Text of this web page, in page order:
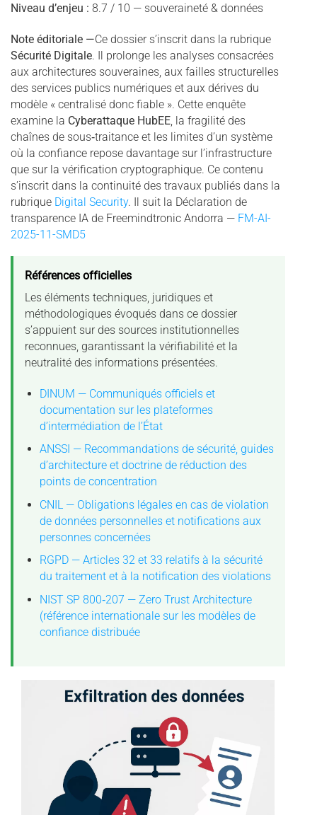
Niveau d’enjeu : 8.7 / 10 — souveraineté & données
Note éditoriale —Ce dossier s’inscrit dans la rubrique
Sécurité Digitale. Il prolonge les analyses consacrées
aux architectures souveraines, aux failles structurelles
des services publics numériques et aux dérives du
modèle « centralisé donc fiable ». Cette enquête
examine la Cyberattaque HubEE , la fragilité des
chaînes de sous‑traitance et les limites d’un système
où la confiance repose davantage sur l’infrastructure
que sur la vérification cryptographique. Ce contenu
s’inscrit dans la continuité des travaux publiés dans la
rubrique Digital Security. Il suit la Déclaration de
transparence IA de Freemindtronic Andorra — FM-AI-
2025-11-SMD5
Références officielles
Les éléments techniques, juridiques et
méthodologiques évoqués dans ce dossier
s’appuient sur des sources institutionnelles
reconnues, garantissant la vérifiabilité et la
neutralité des informations présentées.
DINUM — Communiqués officiels et
documentation sur les plateformes
d’intermédiation de l’État
ANSSI — Recommandations de sécurité, guides
d’architecture et doctrine de réduction des
points de concentration
CNIL — Obligations légales en cas de violation
de données personnelles et notifications aux
personnes concernées
RGPD — Articles 32 et 33 relatifs à la sécurité
du traitement et à la notification des violations
NIST SP 800‑207 — Zero Trust Architecture
(référence internationale sur les modèles de
confiance distribuée